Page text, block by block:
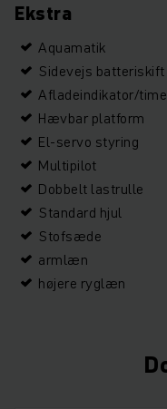
Ekstra
Aquamatik
Sidevejs batteriskift
Afladeindikator/
Hævbar platform
El-servo styring
Multipilot
Dobbelt lastrulle
Standard hjul
Stofsæde
armlæn
højere ryglæn